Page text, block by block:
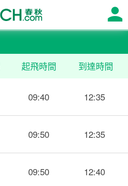
起飛時間 到達時間
09:40 12:35
09:50 12:35
09:50 12:40